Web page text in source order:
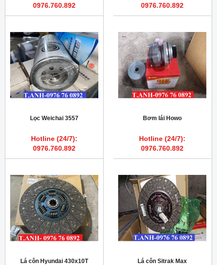
0976.760.892
0976.760.892
Lọc Weichai 3557
Hotline (24/7):
0976.760.892
Bơm lái Howo
Hotline (24/7):
0976.760.892
Lá côn Hyundai 430x10T
Lá côn Sitrak Max